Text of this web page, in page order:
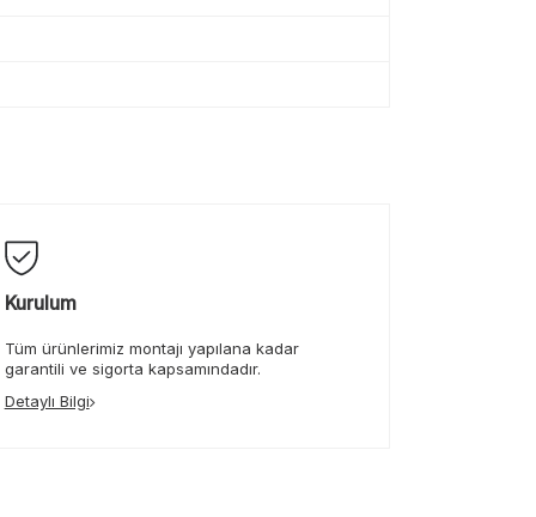
Kurulum
Tüm ürünlerimiz montajı yapılana kadar
garantili ve sigorta kapsamındadır.
Detaylı Bilgi